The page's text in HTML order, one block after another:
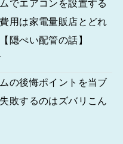
でエアコンを設置する
用は家電量販店とどれ
隠ぺい配管の話】
の後悔ポイントを当ブ
敗するのはズバリこん